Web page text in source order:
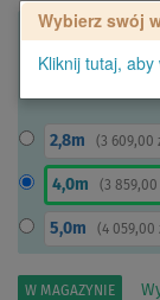
Wybierz swój
Kliknij tutaj,
2,8m ( 3 609,00
4,0m ( 3 859,00
5,0m ( 4 059,00
W MAGAZYNIE